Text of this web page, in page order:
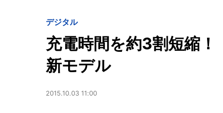
デジタル
充電時間を約3割短縮
新モデル
2015.10.03 11:00